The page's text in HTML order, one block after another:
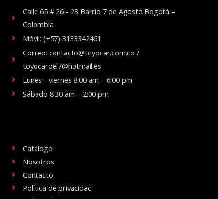
Calle 65 # 26 - 23 Barrio 7 de Agosto Bogotá –
Colombia
Móvil: (+57) 3133342461
Correo: contacto@toyocar.com.co /
toyocardel7@hotmail.es
Lunes - viernes 8:00 am – 6:00 pm
Sábado 8:30 am – 2:00 pm
Catálogo
Nosotros
Contacto
Política de privacidad